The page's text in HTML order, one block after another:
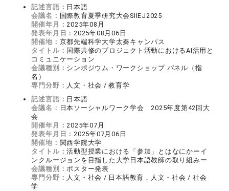
記述言語： 日本語
会議名： 国際教育夏季研究大会SIIEJ2025
開催年月：2025年08月
発表年月日：2025年08月06日
開催地： 京都先端科学大学太秦キャンパス
タイトル： 国際共修のプロジェクト活動におけるAI活用と
コミュニケーション
会議種別： シンポジウム・ワークショップ パネル（指
名）
専門分野： 人文・社会 / 教育学
記述言語： 日本語
会議名： 日本ソーシャルワーク学会 2025年度第42回大
会
開催年月：2025年07月
発表年月日：2025年07月06日
開催地： 関西学院大学
タイトル：活動型授業における「参加」とはなにかーイ
ンクルージョンを目指した大学日本語教師の取り組みー
会議種別：ポスター発表
専門分野： 人文・社会 / 日本語教育，人文・社会 / 社会
学